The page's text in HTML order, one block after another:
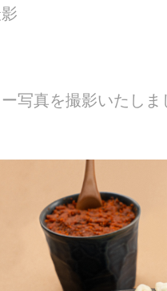
写真を撮影いたしま